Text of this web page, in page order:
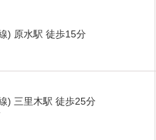
) 原水駅 徒歩15分
) 三里木駅 徒歩25分